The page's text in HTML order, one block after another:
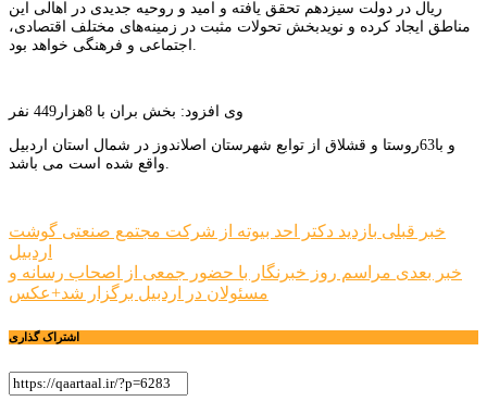
ریال در دولت سیزدهم تحقق یافته و امید و روحیه جدیدی در اهالی این
مناطق ایجاد کرده و نویدبخش تحولات مثبت در زمینه‌های مختلف اقتصادی،
وی افزود: بخش بران با 8هزار449 نفر
و با63روستا و قشلاق از توابع شهرستان اصلاندوز در شمال استان اردبیل
راهبری
نوشته
خبر قبلی بازدید دکتر احد بیوته از شرکت مجتمع صنعتی گوشت
اردبیل
خبر بعدی مراسم روز خبرنگار با حضور جمعی از اصحاب رسانه و
مسئولان در اردبیل برگزار شد+عکس
اشتراک گذاری